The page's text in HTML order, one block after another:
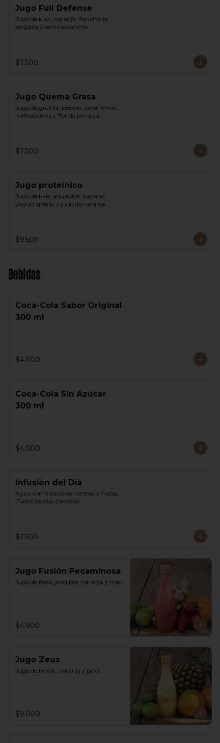
Jugo Full Defense
Jugo de kiwi, naranja, zanahoria,
jengibre y semillas de chía.
$7.500
Jugo Quema Grasa
Jugo de guatila, pepino, pera, limón,
hierbabuena y flor de jamaica.
$7.500
Jugo proteínico
Jugo de kale, aguacate, banano,
yogurt griego y jugo de naranja.
$9.500
Bebidas
Coca-Cola Sabor Original
300 ml
$4.000
Coca-Cola Sin Azúcar
300 ml
$4.000
Infusión del Día
Agua con mezcla de hierbas y frutas.
(Todos los dias cambia).
$2.500
Jugo Fusión Pecaminosa
Jugo de fresa, jengibre, naranja y miel.
$4.900
Jugo Zeus
Jugo de limón, naranja y piña.
$9.000